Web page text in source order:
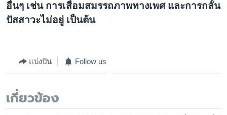
อื่นๆ เช่น การเสื่อมสมรรถภาพทางเพศ และการกลั้น
ปัสสาวะไม่อยู่ เป็นต้น
แบ่งปัน Follow us
เกี่ยวข้อง